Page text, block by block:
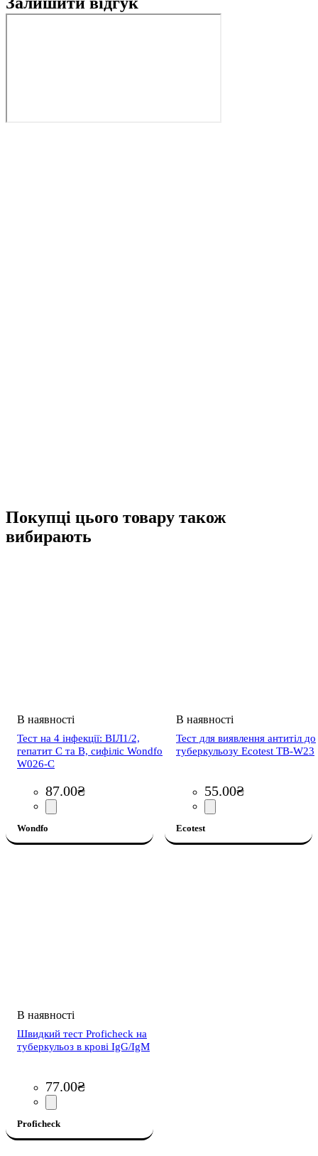
Покупці цього товару також
вибирають
Тест на 4 інфекції: ВІЛ1/2,
гепатит С та В, сифіліс Wondfo
W026-C
87.00₴
Wondfo
Тест для виявлення антитіл до
туберкульозу Ecotest TB-W23
55.00₴
Ecotest
Швидкий тест Proficheck на
туберкульоз в крові IgG/IgM
77.00₴
Proficheck